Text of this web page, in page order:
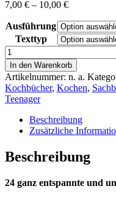
7,00 € – 10,00 €Preisspanne:
bis
10,00 €
Ausführung
Texttyp
Helmers,
Juliane:
Teenager
Kochbuch
Menge
In den Warenkorb
Artikelnummer: n. a.
Kochbücher, Kochen,
Teenager
Beschreibung
Zusätzliche
Beschreibung
24 ganz entspannte und